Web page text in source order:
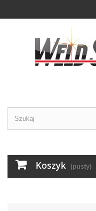
Koszyk (pusty)